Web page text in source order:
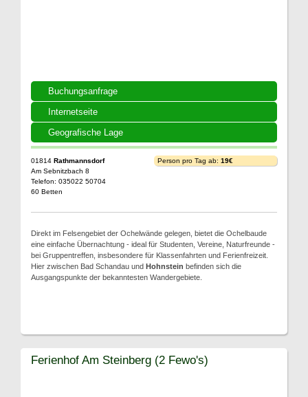
Buchungsanfrage
Internetseite
Geografische Lage
01814 Rathmannsdorf
Am Sebnitzbach 8
Telefon: 035022 50704
60 Betten
Person pro Tag ab: 19€
Direkt im Felsengebiet der Ochelwände gelegen, bietet die Ochelbaude
eine einfache Übernachtung - ideal für Studenten, Vereine, Naturfreunde -
bei Gruppentreffen, insbesondere für Klassenfahrten und Ferienfreizeit.
Hier zwischen Bad Schandau und Hohnstein befinden sich die
Ausgangspunkte der bekanntesten Wandergebiete.
Ferienhof Am Steinberg (2 Fewo's)